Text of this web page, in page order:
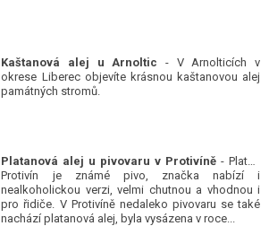
Kaštanová alej u Arnoltic - V Arnolticích v
okrese Liberec objevíte krásnou kaštanovou alej
památných stromů.
Platanová alej u pivovaru v Protivíně - Platan
Protivín je známé pivo, značka nabízí i
nealkoholickou verzi, velmi chutnou a vhodnou i
pro řidiče. V Protivíně nedaleko pivovaru se také
nachází platanová alej, byla vysázena v roce...